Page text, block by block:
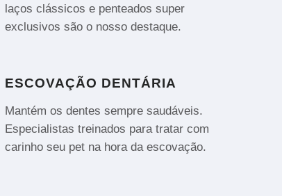
laços clássicos e penteados super
exclusivos são o nosso destaque.
ESCOVAÇÃO DENTÁRIA
Mantém os dentes sempre saudáveis.
Especialistas treinados para tratar com
carinho seu pet na hora da escovação.